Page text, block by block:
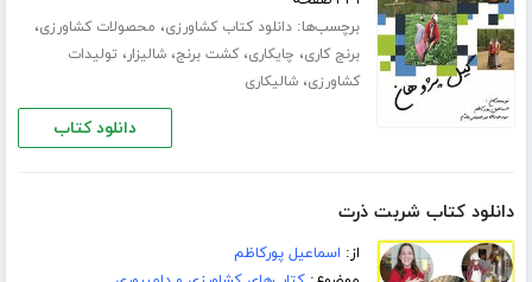
برچسب‌ها:دانلود کتاب کشاورزی، محصولات کشاورزی،
برنج کاری، چایکاری،کشت برنج،شالیزار، تولیدات
کشاورزی،شالیکاری
دانلود کتاب
دانلود کتاب شربت ذرت
از: اسماعیل پورکاظم